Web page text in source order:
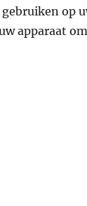
op
apparaat om